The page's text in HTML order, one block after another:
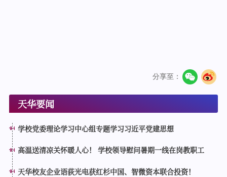
分享至：
天华要闻
学校党委理论学习中心组专题学习习近平党建思想
高温送清凉关怀暖人心！ 学校领导慰问暑期一线在岗教职工
天华校友企业语荻光电获红杉中国、智微资本联合投资！